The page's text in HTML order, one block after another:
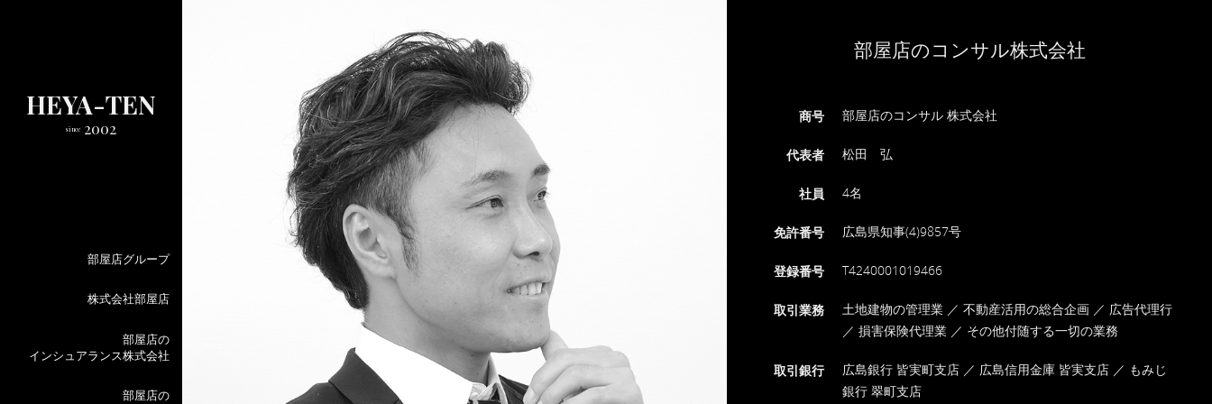
HEYA-TEN
since 2002
部屋店グループ
株式会社部屋店
部屋店の
インシュアランス株式会社
部屋店の
部屋店のコンサル株式会社
商号 部屋店のコンサル 株式会社
代表者 松田 弘
社員 4名
免許番号 広島県知事(4)9857号
登録番号 T4240001019466
取引業務
土地建物の管理業 ／ 不動産活用の総合企画 ／ 広告代理行
／ 損害保険代理業 ／ その他付随する一切の業務
取引銀行
広島銀行 皆実町支店 ／ 広島信用金庫 皆実支店 ／ もみじ
銀行 翠町支店